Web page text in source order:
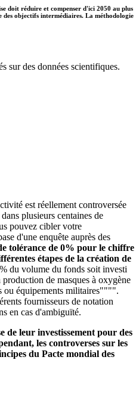
doit réduire et compenser d'ici 2050 au plus
objectifs intermédiaires. La méthodologie
sur des données scientifiques.
est réellement controversée
plusieurs centaines de
pouvez cibler votre
d'une enquête auprès des
tolérance de 0% pour le chiffre
étapes de la création de
du volume du fonds soit investi
de masques à oxygène
ou équipements militaires"""".
fournisseurs de notation
en cas d'ambiguïté.
de leur investissement pour des
les controverses sur les
du Pacte mondial des